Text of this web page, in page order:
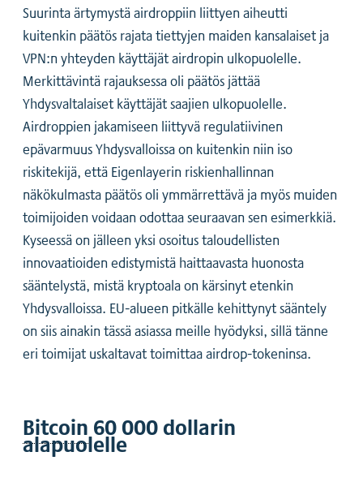
Suurinta ärtymystä airdroppiin liittyen aiheutti
kuitenkin päätös rajata tiettyjen maiden kansalaiset ja
VPN:n yhteyden käyttäjät airdropin ulkopuolelle.
Merkittävintä rajauksessa oli päätös jättää
Yhdysvaltalaiset käyttäjät saajien ulkopuolelle.
Airdroppien jakamiseen liittyvä regulatiivinen
epävarmuus Yhdysvalloissa on kuitenkin niin iso
riskitekijä, että Eigenlayerin riskienhallinnan
näkökulmasta päätös oli ymmärrettävä ja myös muiden
toimijoiden voidaan odottaa seuraavan sen esimerkkiä.
Kyseessä on jälleen yksi osoitus taloudellisten
innovaatioiden edistymistä haittaavasta huonosta
sääntelystä, mistä kryptoala on kärsinyt etenkin
Yhdysvalloissa. EU-alueen pitkälle kehittynyt sääntely
on siis ainakin tässä asiassa meille hyödyksi, sillä tänne
eri toimijat uskaltavat toimittaa airdrop-tokeninsa.
Bitcoin 60 000 dollarin
alapuolelle